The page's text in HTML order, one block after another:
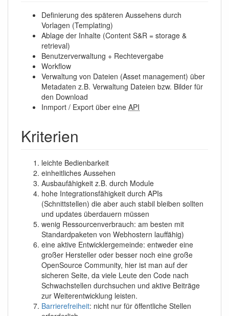
Definierung des späteren Aussehens durch
Vorlagen (Templating)
Ablage der Inhalte (Content S&R = storage &
retrieval)
Benutzerverwaltung + Rechtevergabe
Workflow
Verwaltung von Dateien (Asset management) über
Metadaten z.B. Verwaltung Dateien bzw. Bilder für
den Download
Inmport / Export über eine API
Kriterien
leichte Bedienbarkeit
einheitliches Aussehen
Ausbaufähigkeit z.B. durch Module
hohe Integrationsfähigkeit durch APIs
(Schnittstellen) die aber auch stabil bleiben sollten
und updates überdauern müssen
wenig Ressourcenverbrauch: am besten mit
Standardpaketen von Webhostern lauffähig)
eine aktive Entwicklergemeinde: entweder eine
großer Hersteller oder besser noch eine große
OpenSource Community, hier ist man auf der
sicheren Seite, da viele Leute den Code nach
Schwachstellen durchsuchen und aktive Beiträge
zur Weiterentwicklung leisten.
Barrierefreiheit: nicht nur für öffentliche Stellen